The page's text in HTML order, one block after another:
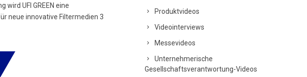
UFI GREEN eine
neue innovative Filtermedien 3
Produktvideos
Videointerviews
Messevideos
Unternehmerische
Gesellschaftsverantwortung-Videos